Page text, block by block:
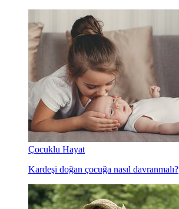
Çocuklu Hayat
Kardeşi doğan çocuğa nasıl davranmalı?